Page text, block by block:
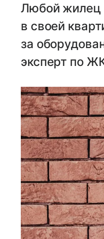
Любой жилец
в своей
за
эксперт по